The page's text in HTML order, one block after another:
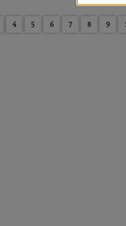
4 5 6 7 8 9